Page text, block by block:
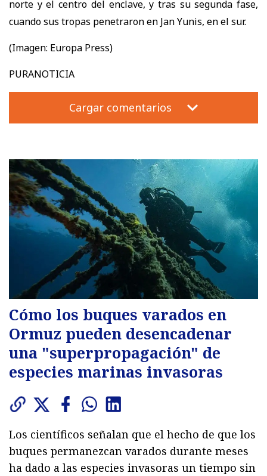
norte y el centro del enclave, y tras su segunda fase,
cuando sus tropas penetraron en Jan Yunis, en el sur.
(Imagen: Europa Press)
PURANOTICIA
Cargar comentarios
Cómo los buques varados en
Ormuz pueden desencadenar
una "superpropagación" de
especies marinas invasoras
Los científicos señalan que el hecho de que los
buques permanezcan varados durante meses
ha dado a las especies invasoras un tiempo sin